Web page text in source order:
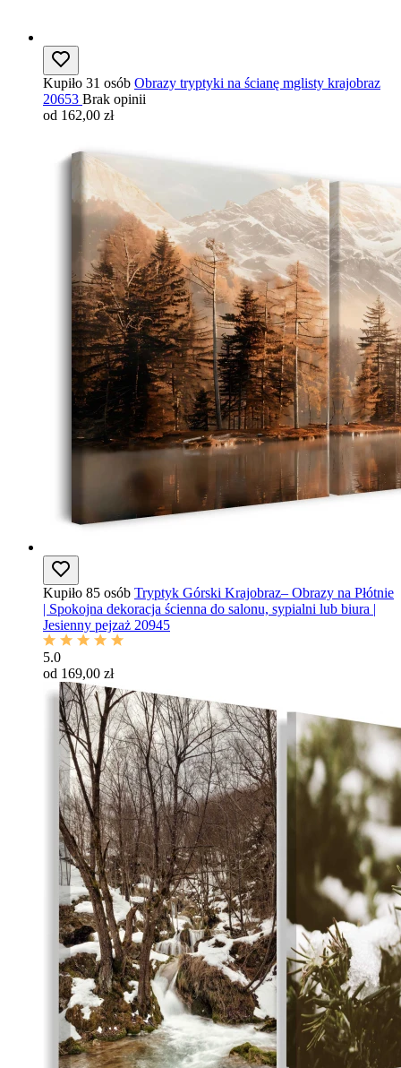
Kupiło 31 osób Obrazy tryptyki na ścianę mglisty krajobraz
20653 Brak opinii
od 162,00 zł
Kupiło 85 osób Tryptyk Górski Krajobraz– Obrazy na Płótnie
| Spokojna dekoracja ścienna do salonu, sypialni lub biura |
Jesienny pejzaż 20945
5.0
od 169,00 zł